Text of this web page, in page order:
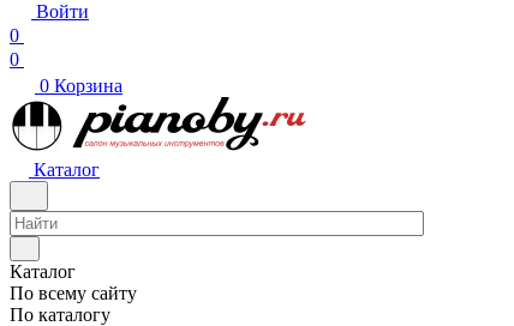
Войти
0
0
0 Корзина
Каталог
Каталог
По всему сайту
По каталогу